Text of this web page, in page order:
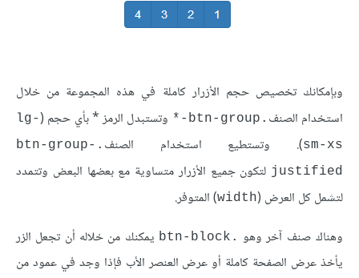
وبإمكانك تخصيص حجم الأزرار كاملة في هذه المجموعة من خلال
استخدام الصنف .btn-group-* وتستبدل الرمز * بأي حجم (lg-
sm-xs). وتستطيع استخدام الصنف
.btn-group-
justified لتكون جميع الأزرار متساوية مع بعضها البعض وتتمدد
لتشمل كل العرض (width) المتوفر.
وهناك صنف آخر وهو .btn-block
يمكنك من خلاله أن تجعل الزر
يأخذ عرض الصفحة كاملة أو عرض العنصر الأب فإذا وجد في عمود من